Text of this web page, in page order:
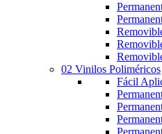
02 Vinilos Poliméricos
Fácil